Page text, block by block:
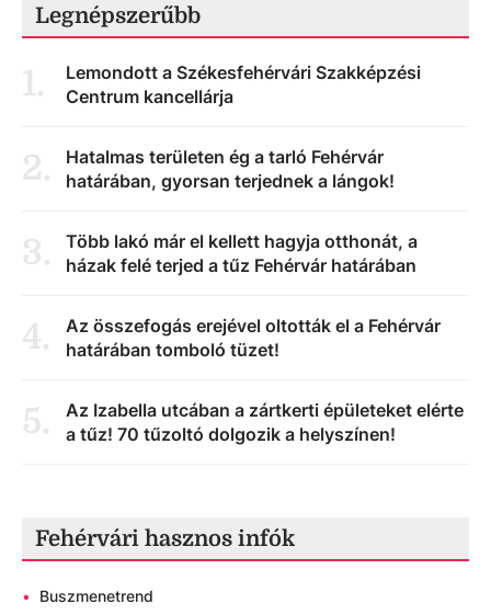
Legnépszerűbb
1.
Lemondott a Székesfehérvári Szakképzési
Centrum kancellárja
2.
Hatalmas területen ég a tarló Fehérvár
határában, gyorsan terjednek a lángok!
3.
Több lakó már el kellett hagyja otthonát, a
házak felé terjed a tűz Fehérvár határában
4.
Az összefogás erejével oltották el a Fehérvár
határában tomboló tüzet!
5.
Az Izabella utcában a zártkerti épületeket elérte
a tűz! 70 tűzoltó dolgozik a helyszínen!
Fehérvári hasznos infók
• Buszmenetrend